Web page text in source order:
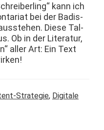
kann ich
bei der Badis­
Diese Tal­
Ob in der Lit­er­atur,
aller Art: Ein Text
Strategie, Digitale